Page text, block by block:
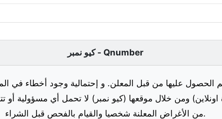
كيو نمبر - Qnumber
الحصول عليها من قبل المعلن. و إحتمالية وجود أخطاء في
ومن خلال موقعها (كيو نمبر) لا تحمل أي مسؤولية أو
من الأغراض المعلنة شخصيا والقيام بالفحص قبل الشراء.